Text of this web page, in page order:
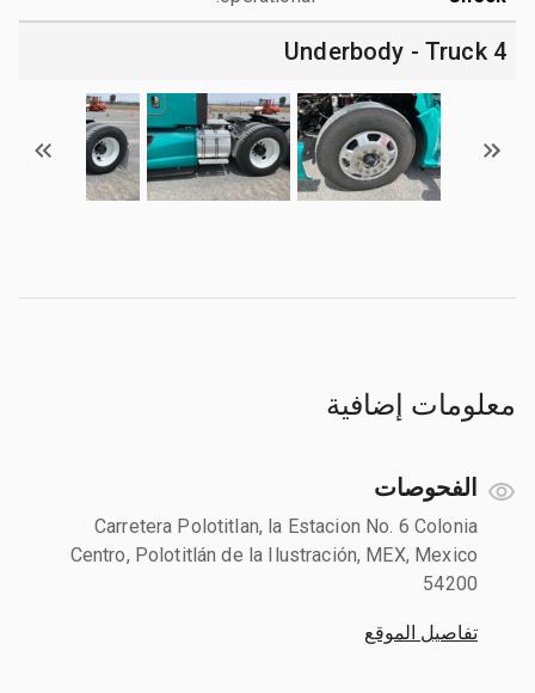
4 Underbody - Truck
معلومات إضافية
الفحوصات
Carretera Polotitlan, la Estacion No. 6 Colonia
Centro, Polotitlán de la Ilustración, MEX, Mexico
54200
تفاصيل الموقع